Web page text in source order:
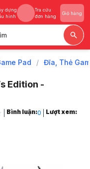
dựng
hình
Tra cứu
đơn hàng
Giỏ hàng
dựng
Tra cứu
Pad / Đĩa, Thẻ
Edition -
Bình luận:0
Lượt xem: